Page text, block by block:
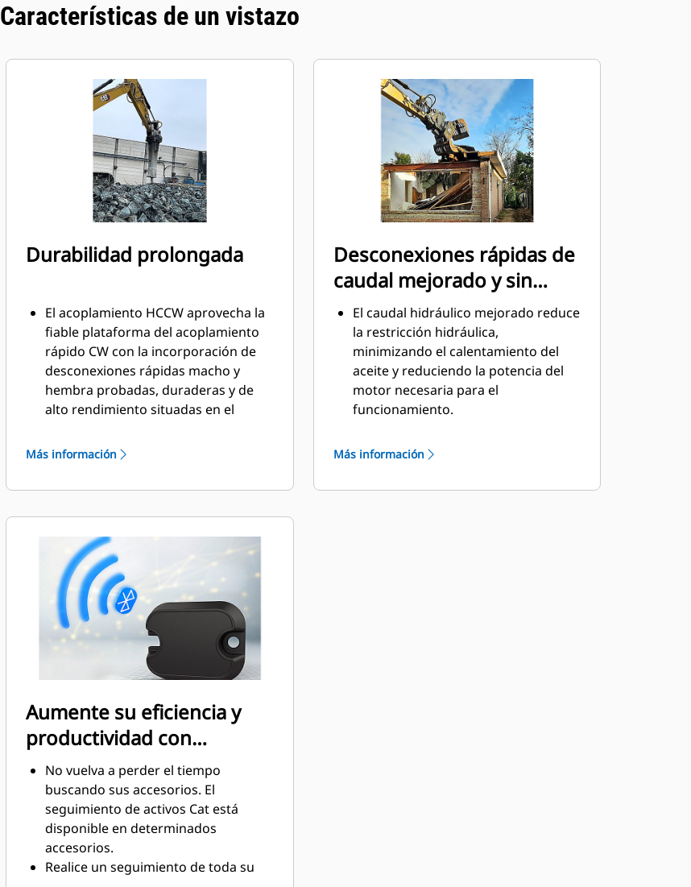
Características de un vistazo
Durabilidad prolongada
El acoplamiento HCCW aprovecha la
fiable plataforma del acoplamiento
rápido CW con la incorporación de
desconexiones rápidas macho y
hembra probadas, duraderas y de
alto rendimiento situadas en el
fijación.
internamente en el acoplamiento y el
de reparación y de mangueras.
El diseño de la cubierta
anticontaminación añade protección
a los acoplamientos y ayuda a evitar
la contaminación del sistema
hidráulico.
Más información
Desconexiones rápidas de
caudal mejorado y sin
derrames
El caudal hidráulico mejorado reduce
la restricción hidráulica,
minimizando el calentamiento del
aceite y reduciendo la potencia del
motor necesaria para el
funcionamiento.
mecanizados y dimensionados para
requieren los accesorios
Más información
Aumente su eficiencia y
productividad con
tecnologías integradas
No vuelva a perder el tiempo
buscando sus accesorios. El
seguimiento de activos Cat está
disponible en determinados
accesorios.
Realice un seguimiento de toda su